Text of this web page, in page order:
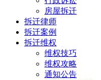
房屋拆迁
拆迁律师
拆迁案例
拆迁维权
维权技巧
维权攻略
通知公告